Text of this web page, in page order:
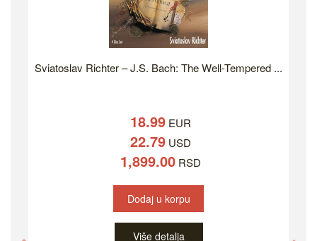
Sviatoslav Richter – J.S. Bach: The Well-Tempered ...
18.99EUR
22.79USD
1,899.00RSD
Dodaj u korpu
Više detalja